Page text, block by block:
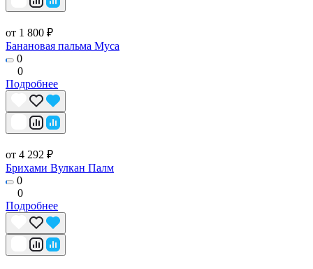
от 1 800 ₽
Банановая пальма Муса
0
0
Подробнее
от 4 292 ₽
Брихами Вулкан Палм
0
0
Подробнее